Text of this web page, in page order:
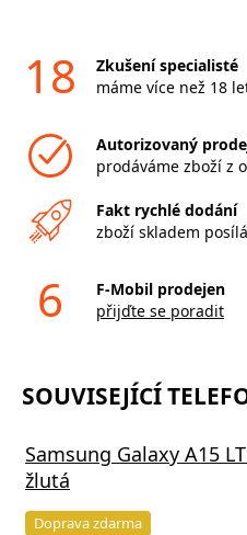
18
Zkušení specialisté
máme více než 18
Autorizovaný
prodáváme zboží z
Fakt rychlé dodání
zboží skladem
6
F-Mobil prodejen
přijďte se poradit
SOUVISEJÍCÍ
Samsung Galaxy A15
žlutá
Doprava zdarma